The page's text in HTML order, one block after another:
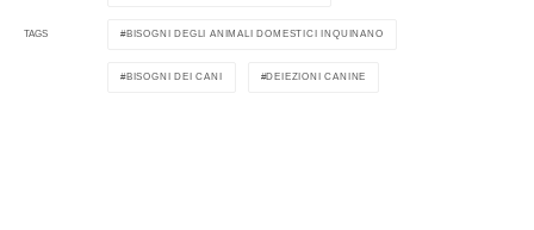
TAGS BISOGNI DEGLI ANIMALI DOMESTICI INQUINANO
BISOGNI DEI CANI DEIEZIONI CANINE